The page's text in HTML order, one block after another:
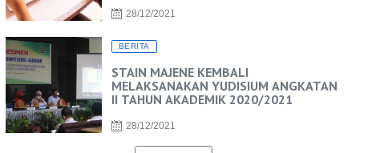
28/12/2021
BERITA
STAIN MAJENE KEMBALI
MELAKSANAKAN YUDISIUM ANGKATAN
II TAHUN AKADEMIK 2020/2021
28/12/2021